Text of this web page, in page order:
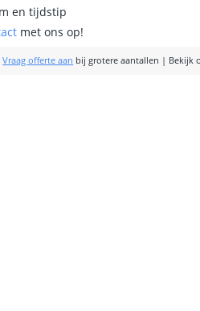
en tijdstip
met ons op!
Vraag offerte aan bij grotere aantallen | Bekijk